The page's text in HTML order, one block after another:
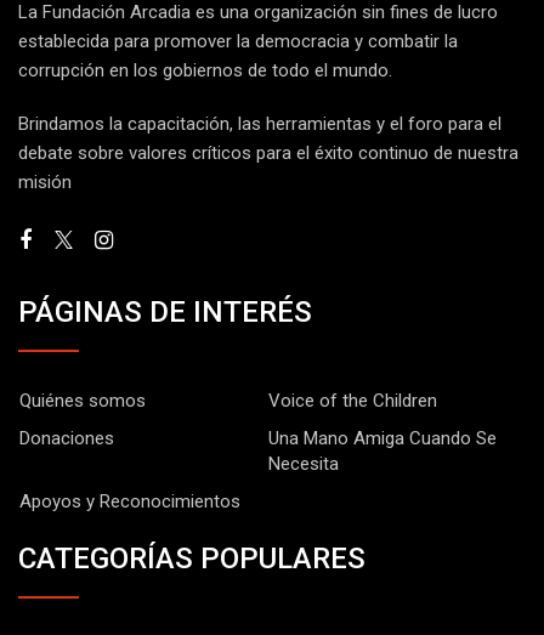
La Fundación Arcadia es una organización sin fines de lucro
establecida para promover la democracia y combatir la
corrupción en los gobiernos de todo el mundo.
Brindamos la capacitación, las herramientas y el foro para el
debate sobre valores críticos para el éxito continuo de nuestra
misión
PÁGINAS DE INTERÉS
Quiénes somos
Voice of the Children
Donaciones
Una Mano Amiga Cuando Se
Necesita
Apoyos y Reconocimientos
CATEGORÍAS POPULARES